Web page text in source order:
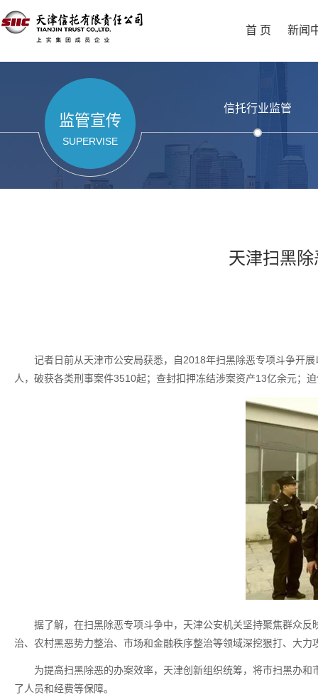
首 页 新闻
监管宣传
SUPERVISE
信托行业监管
天津扫黑
记者日前从天津市公安局获悉，自2018年扫黑除恶专项斗争开
人，破获各类刑事案件3510起；查封扣押冻结涉案资产13亿余元；
据了解，在扫黑除恶专项斗争中，天津公安机关坚持聚焦群众
治、农村黑恶势力整治、市场和金融秩序整治等领域深挖狠打、大
为提高扫黑除恶的办案效率，天津创新组织统筹，将市扫黑办
了人员和经费等保障。